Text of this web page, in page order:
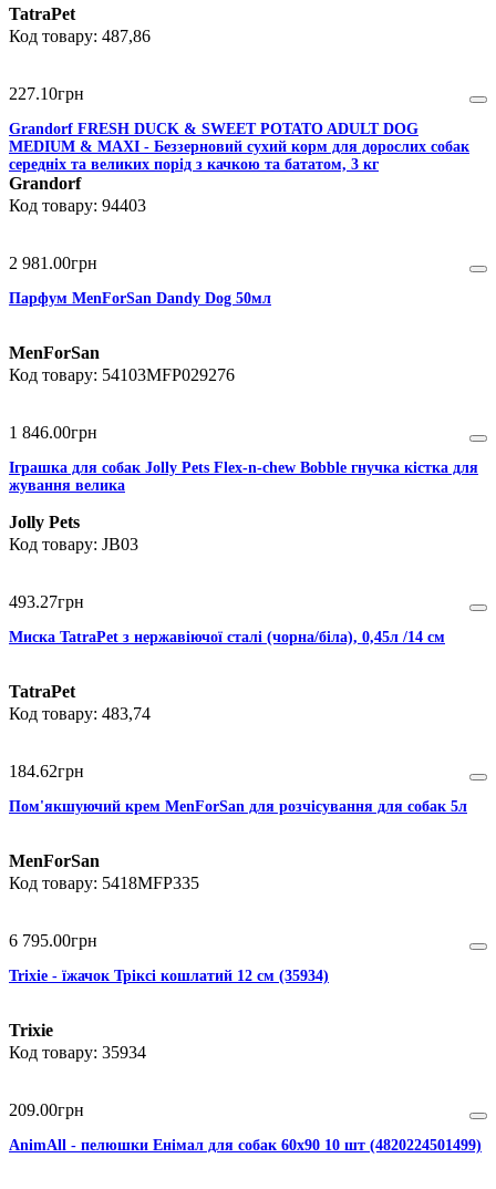
TatraPet
487,86
227.10грн
Grandorf FRESH DUCK & SWEET POTATO ADULT DOG
MEDIUM & MAXI - Беззерновий сухий корм для дорослих собак
середніх та великих порід з качкою та бататом, 3 кг
Grandorf
94403
2 981 .00грн
Парфум MenForSan Dandy Dog 50мл
MenForSan
54103MFP029276
1 846.00грн
Іграшка для собак Jolly Pets Flex-n-chew Bobble гнучка кістка для
жування велика
Jolly Pets
JB03
493.27грн
Миска TatraPet з нержавіючої сталі (чорна/біла), 0,45л /14 см
TatraPet
483,74
184.62грн
Пом'якшуючий крем MenForSan для розчісування для собак 5л
MenForSan
5418MFP335
6 795.00грн
Trixie - їжачок Тріксі кошлатий 12 см (35934)
Trixie
35934
209.00грн
AnimAll - пелюшки Енімал для собак 60х90 10 шт (4820224501499)